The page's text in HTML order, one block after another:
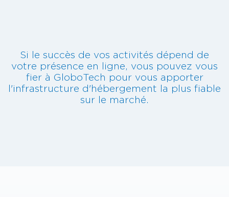
Si le succès de vos activités dépend de
votre présence en ligne, vous pouvez vous
fier à GloboTech pour vous apporter
l'infrastructure d'hébergement la plus fiable
sur le marché.